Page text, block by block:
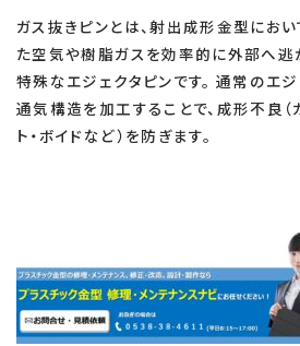
ガス抜きピンとは、射出成形金型にお
た空気や樹脂ガスを効率的に外部へ逃
特殊なエジェクタピンです。 通常のエ
通気構造を加工することで、成形不良（
ト・ボイドなど）を防ぎます。